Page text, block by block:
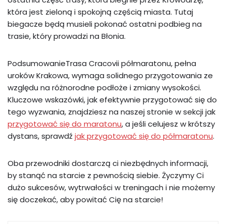
która jest zieloną i spokojną częścią miasta. Tutaj
biegacze będą musieli pokonać ostatni podbieg na
trasie, który prowadzi na Błonia.
PodsumowanieTrasa Cracovii półmaratonu, pełna
uroków Krakowa, wymaga solidnego przygotowania ze
względu na różnorodne podłoże i zmiany wysokości.
Kluczowe wskazówki, jak efektywnie przygotować się do
tego wyzwania, znajdziesz na naszej stronie w sekcji jak
przygotować się do maratonu, a jeśli celujesz w krótszy
dystans, sprawdźjak przygotować się do półmaratonu.
Oba przewodniki dostarczą ci niezbędnych informacji,
by stanąć na starcie z pewnością siebie. Życzymy Ci
dużo sukcesów, wytrwałości w treningach i nie możemy
się doczekać, aby powitać Cię na starcie!